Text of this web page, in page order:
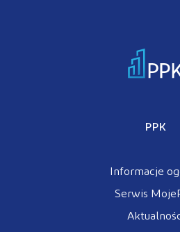
PPK
Informacje
Serwis